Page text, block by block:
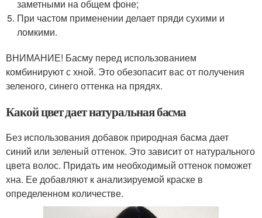
заметными на общем фоне;
При частом применении делает пряди сухими и
ломкими.
ВНИМАНИЕ! Басму перед использованием
комбинируют с хной. Это обезопасит вас от получения
зеленого, синего оттенка на прядях.
Какой цвет дает натуральная басма
Без использования добавок природная басма дает
синий или зеленый оттенок. Это зависит от натурального
цвета волос. Придать им необходимый оттенок поможет
хна. Ее добавляют к анализируемой краске в
определенном количестве.